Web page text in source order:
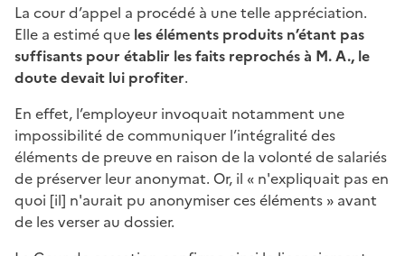
La cour d’appel a procédé à une telle appréciation.
Elle a estimé que les éléments produits n’étant pas
suffisants pour établir les faits reprochés à M. A., le
doute devait lui profiter.
En effet, l’employeur invoquait notamment une
impossibilité de communiquer l’intégralité des
éléments de preuve en raison de la volonté de salariés
de préserver leur anonymat. Or, il « n'expliquait pas en
quoi [il] n'aurait pu anonymiser ces éléments » avant
de les verser au dossier.